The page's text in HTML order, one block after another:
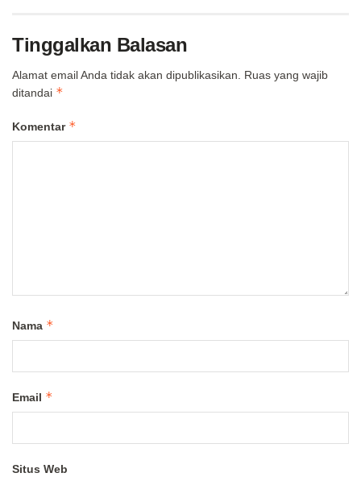
Tinggalkan Balasan
Alamat email Anda tidak akan dipublikasikan.
Ruas yang wajib
ditandai *
Komentar *
Nama *
Email *
Situs Web